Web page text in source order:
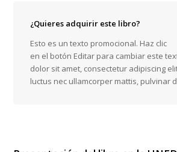
¿Quieres adquirir este libro?
Esto es un texto promocional. Haz clic
en el botón Editar para cambiar este
dolor sit amet, consectetur adipiscing
luctus nec ullamcorper mattis, pulvinar